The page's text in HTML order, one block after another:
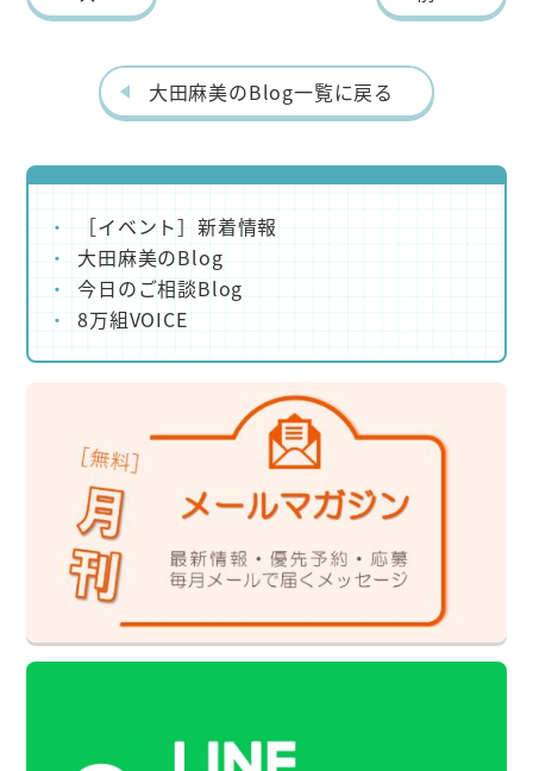
o er
大田麻美のBlog一覧に戻る
［イベント］新着情報
大田麻美のBlog
今日のご相談Blog
8万組VOICE